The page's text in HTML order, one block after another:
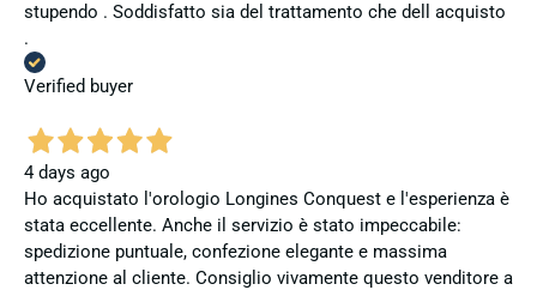
stupendo . Soddisfatto sia del trattamento che dell acquisto
.
Verified buyer
4 days ago
Ho acquistato l'orologio Longines Conquest e l'esperienza è
stata eccellente. Anche il servizio è stato impeccabile:
spedizione puntuale, confezione elegante e massima
attenzione al cliente. Consiglio vivamente questo venditore a